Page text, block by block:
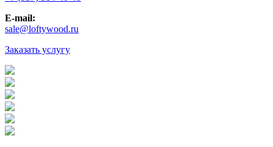
E-mail:
sale@loftywood.ru
Заказать услугу